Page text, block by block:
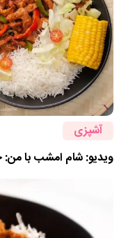
آشپزی
ویدیو: شام امشب با من: